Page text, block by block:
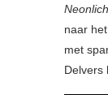
naar
met
Delvers